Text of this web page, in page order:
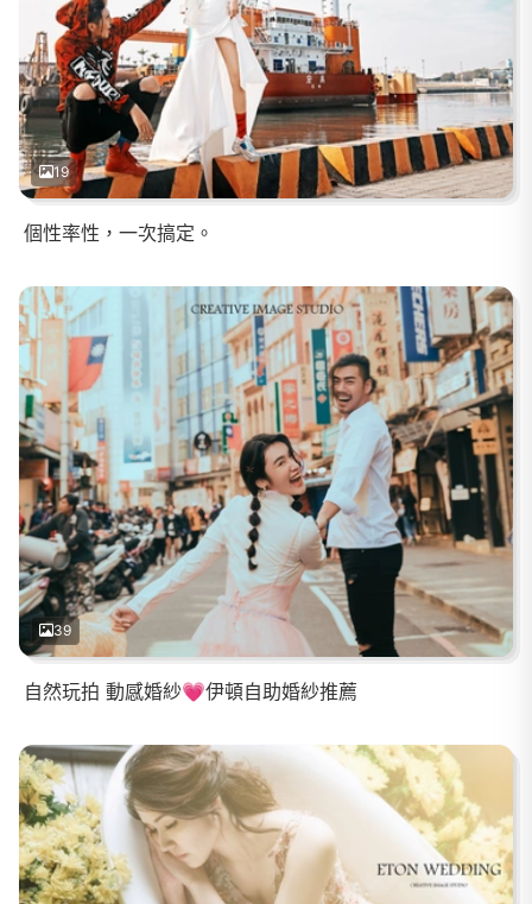
19
個性率性，一次搞定。
39
自然玩拍 動感婚紗💗伊頓自助婚紗推薦